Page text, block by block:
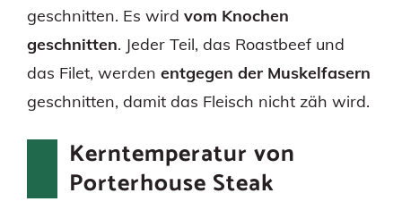
geschnitten. Es wird vom Knochen
geschnitten. Jeder Teil, das Roastbeef und
das Filet, werden entgegen der Muskelfasern
geschnitten, damit das Fleisch nicht zäh wird.
Kerntemperatur von
Porterhouse Steak